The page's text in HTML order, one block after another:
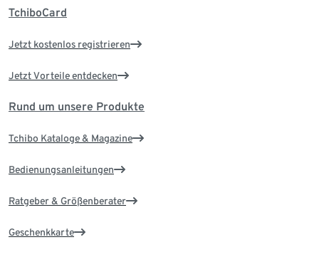
TchiboCard
Jetzt kostenlos registrieren
Jetzt Vorteile entdecken
Rund um unsere Produkte
Tchibo Kataloge & Magazine
Bedienungsanleitungen
Ratgeber & Größenberater
Geschenkkarte